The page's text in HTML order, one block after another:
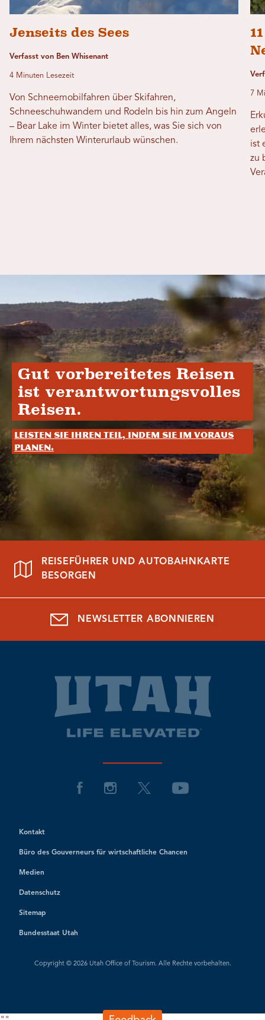
Jenseits des Sees
Verfasst von Ben Whisenant
4 Minuten Lesezeit
Von Schneemobilfahren über Skifahren,
Schneeschuhwandern und Rodeln bis hin zum Angeln
– Bear Lake im Winter bietet alles, was Sie sich von
Ihrem nächsten Winterurlaub wünschen.
7
ist
zu
Gut vorbereitetes Reisen
ist verantwortungsvolles
Reisen.
Leisten Sie Ihren Teil, indem Sie im Voraus
planen.
REISEFÜHRER UND AUTOBAHNKARTE
BESORGEN
NEWSLETTER ABONNIEREN
Kontakt
Büro des Gouverneurs für wirtschaftliche Chancen
Medien
Datenschutz
Sitemap
Bundesstaat Utah
Copyright © 2026 Utah Office of Tourism. Alle Rechte vorbehalten.